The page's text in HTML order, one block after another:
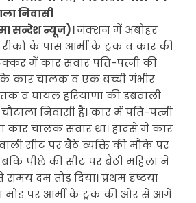
निवासी
सन्देश न्यूज)।जंक्शन में अबोहर
रीको के पास आर्मी के ट्रक व कार की
में कार सवार पति-पत्नी की
कार चालक व एक बच्ची गंभीर
व घायल हरियाणा की डबवाली
निवासी हैं। कार में पति-पत्नी
कार चालक सवार था। हादसे में कार
सीट पर बैठे व्यक्ति की मौके पर
पीछे की सीट पर बैठी महिला ने
दम तोड़ दिया। प्रथम दृष्टया
मोड पर आर्मी के ट्रक की ओर से आगे